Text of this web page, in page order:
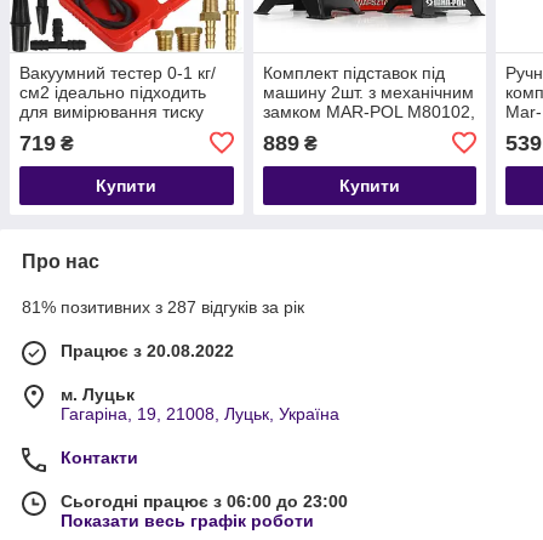
Вакуумний тестер 0-1 кг/
см2 ідеально підходить
для вимірювання тиску
POL M57673
719 ₴
Купити
Комплект підставок під
машину 2шт. з механічним
замком MAR-POL M80102,
тонни
889₴
Купити
539
Про нас
81% позитивних з 287 відгуків за рік
Працює з 20.08.2022
м. Луцьк
Гагаріна, 19, 21008, Луцьк, Україна
Контакти
Сьогодні працює з 06:00 до 23:00
Показати весь графік роботи